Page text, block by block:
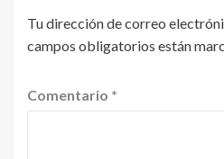
Tu dirección de correo
campos obligatorios están
Comentario *